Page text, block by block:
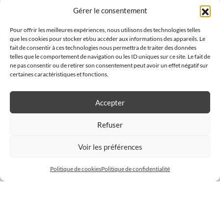
Gérer le consentement
Pour offrir les meilleures expériences, nous utilisons des technologies telles
que les cookies pour stocker et/ou accéder aux informations des appareils. Le
fait de consentir à ces technologies nous permettra de traiter des données
telles que le comportement de navigation ou les ID uniques sur ce site. Le fait de
ne pas consentir ou de retirer son consentement peut avoir un effet négatif sur
certaines caractéristiques et fonctions.
Accepter
Refuser
Voir les préférences
Politique de cookiesPolitique de confidentialité
FAQ
Suivez nous
Newsletter
Ne manquez pas nos offres exclusives et nos ventes privées !
S'inscrire à la newsletter